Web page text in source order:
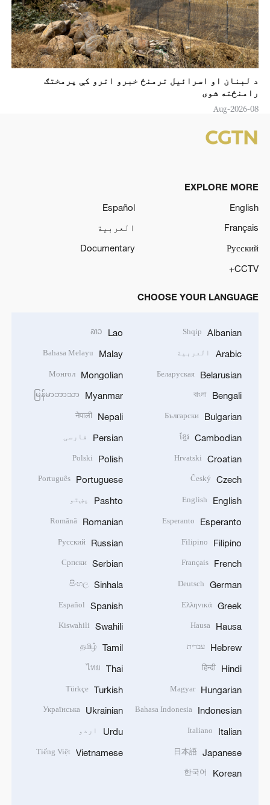
د لبنان او اسرائیل ترمنځ خبرو اترو کې پرمختګ
رامنځته شوی
08-Aug-2026
EXPLORE MORE
English
Español
Français
العربية
Русский
Documentary
CCTV+
CHOOSE YOUR LANGUAGE
Albanian
Shqip
Arabic العربية
Belarusian
Беларуская
Bengali
বাংলা
Bulgarian
Български
Cambodian
ខ្មែរ
Croatian
Hrvatski
Czech
Český
English
English
Esperanto
Esperanto
Filipino
Filipino
French
Français
German
Deutsch
Greek
Ελληνικά
Hausa
Hausa
Hebrew עברית
Hindi
हिन्दी
Hungarian
Magyar
Indonesian
Bahasa Indonesia
Italian
Italiano
Japanese
日本語
Korean
한국어
Lao
ລາວ
Malay
Bahasa Melayu
Mongolian
Монгол
Myanmar
မြန်မာဘာသာ
Nepali
नेपाली
Persian فارسی
Polish
Polski
Portuguese
Português
Pashto پښتو
Romanian
Română
Russian
Русский
Serbian
Српски
Sinhala
සිංහල
Spanish
Español
Swahili
Kiswahili
Tamil
தமிழ்
Thai
ไทย
Turkish
Türkçe
Ukrainian
Українська
Urdu اردو
Vietnamese
Tiếng Việt